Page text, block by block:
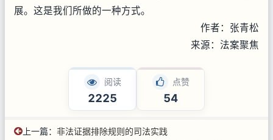
展。这是我们所做的一种方式。
作者：张青松
来源：法案聚焦
阅读
2225
点赞
54
上一篇： 非法证据排除规则的司法实践